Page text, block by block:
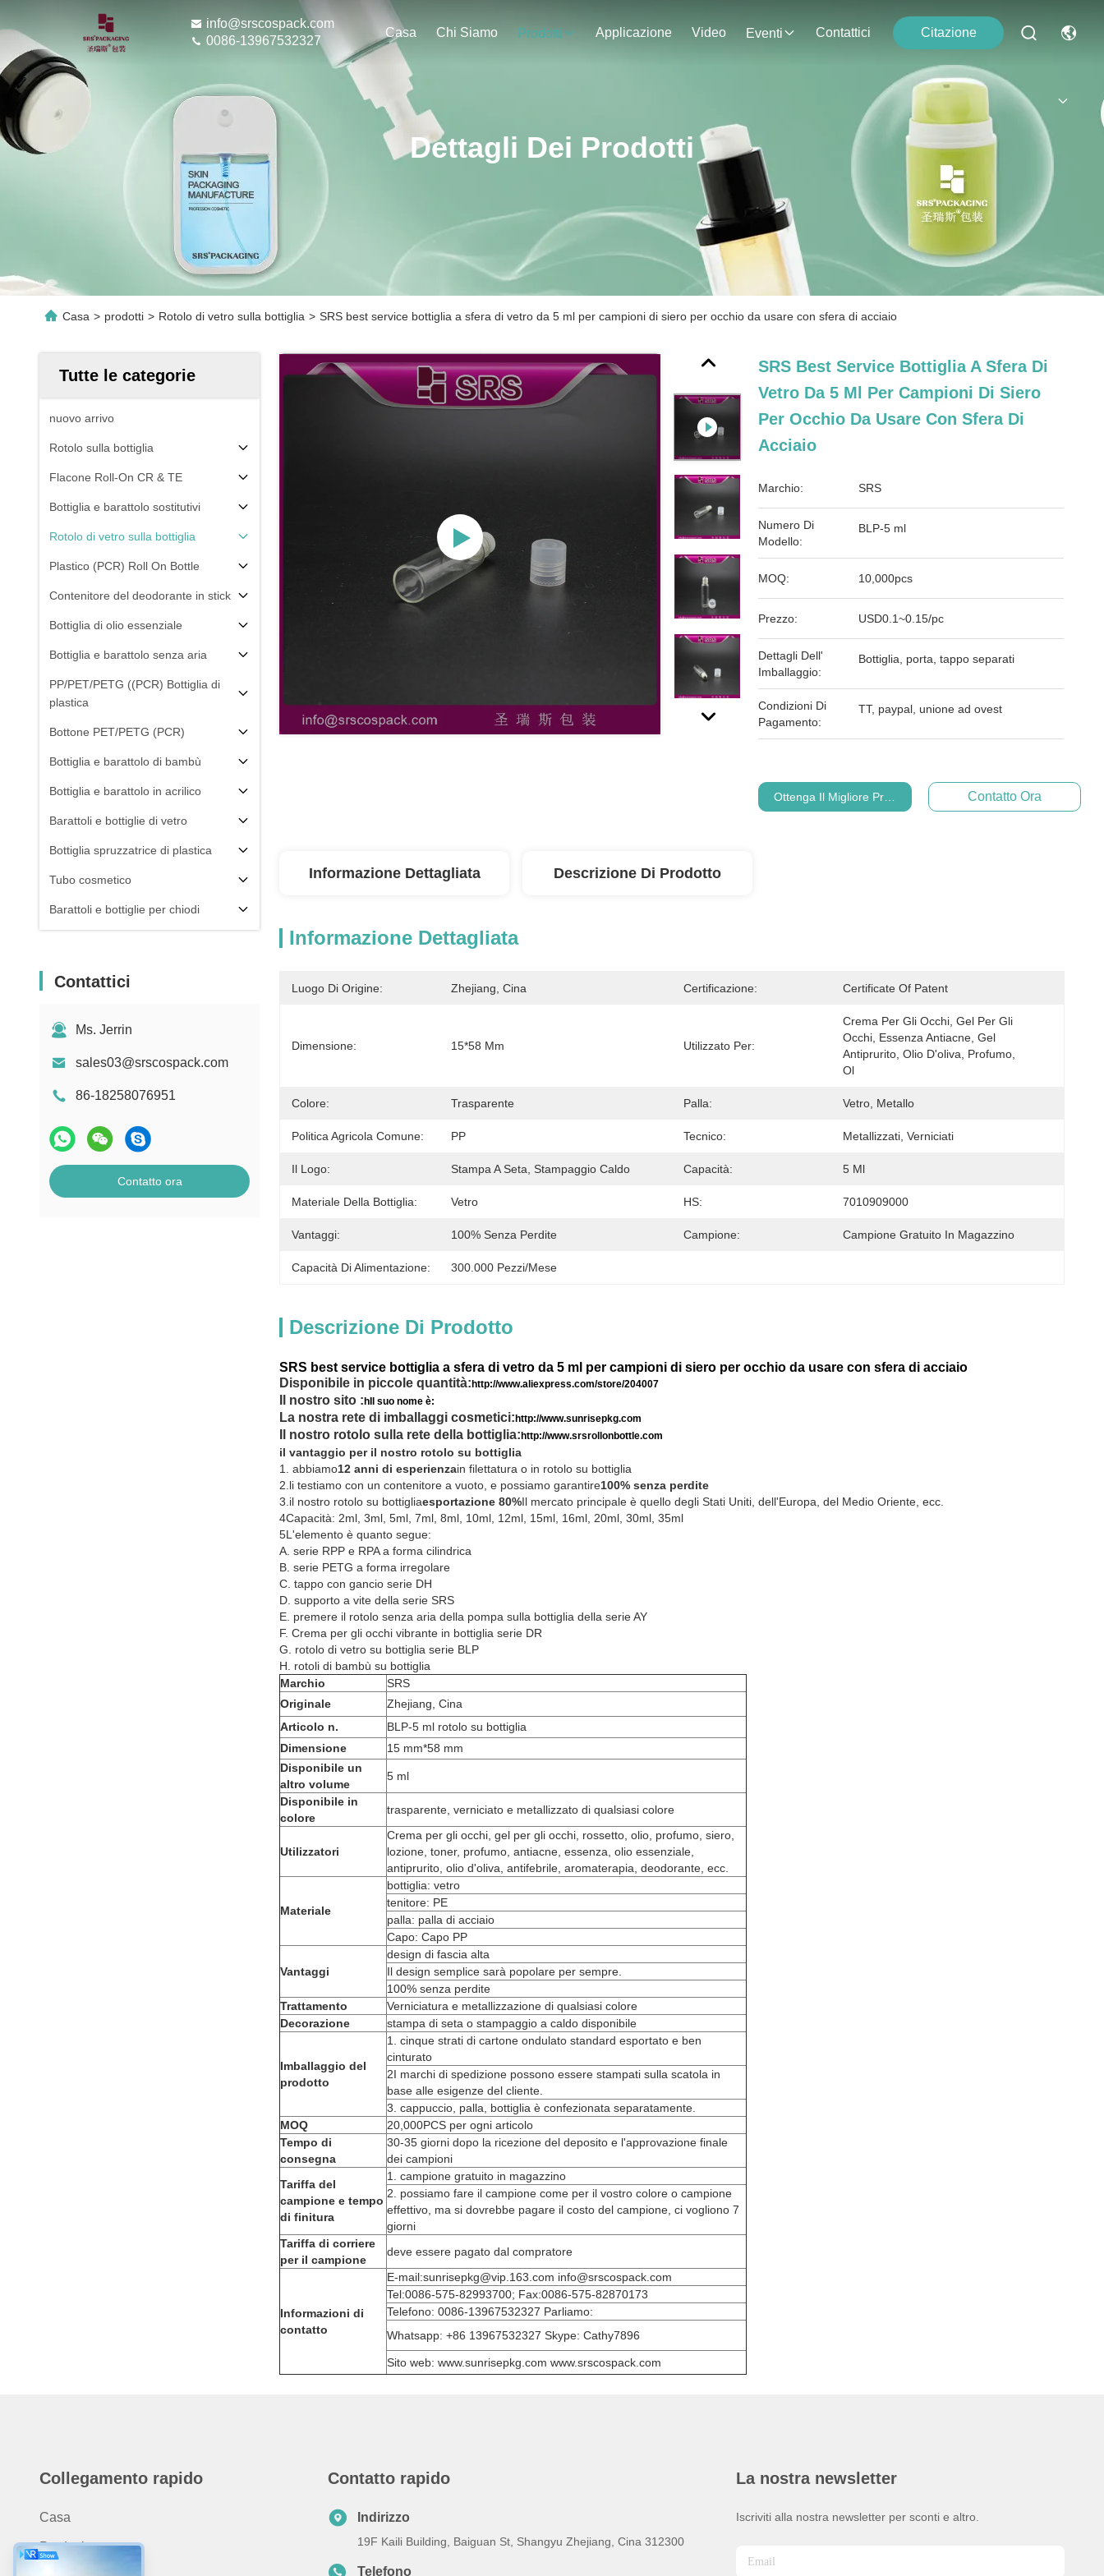
info@srscospack.com
0086-13967532327
Casa Chi Siamo Prodotti Applicazione Video Eventi Contattici Citazione
Dettagli Dei Prodotti
Casa > prodotti > Rotolo di vetro sulla bottiglia > SRS best service bottiglia a sfera di vetro da 5 ml per campioni di siero per occhio da usare con sfera di acciaio
Tutte le categorie
nuovo arrivo
Rotolo sulla bottiglia
Flacone Roll-On CR & TE
Bottiglia e barattolo sostitutivi
Rotolo di vetro sulla bottiglia
Plastico (PCR) Roll On Bottle
Contenitore del deodorante in stick
Bottiglia di olio essenziale
Bottiglia e barattolo senza aria
PP/PET/PETG ((PCR) Bottiglia di
plastica
Bottone PET/PETG (PCR)
Bottiglia e barattolo di bambù
Bottiglia e barattolo in acrilico
Barattoli e bottiglie di vetro
Bottiglia spruzzatrice di plastica
Tubo cosmetico
Barattoli e bottiglie per chiodi
Contattici
Ms. Jerrin
sales03@srscospack.com
86-18258076951
Contatto ora
SRS Best Service Bottiglia A Sfera Di
Vetro Da 5 Ml Per Campioni Di Siero
Per Occhio Da Usare Con Sfera Di
Acciaio
Marchio: SRS
Numero Di
Modello:
BLP-5 ml
MOQ: 10,000pcs
Prezzo: USD0.1~0.15/pc
Dettagli Dell'
Imballaggio:
Bottiglia, porta, tappo separati
Condizioni Di
Pagamento:
TT, paypal, unione ad ovest
Ottenga Il Migliore Prezzo Contatto Ora
Informazione Dettagliata Descrizione Di Prodotto
Informazione Dettagliata
Luogo Di Origine: Zhejiang, Cina Certificazione: Certificate Of Patent
Dimensione: 15*58 Mm Utilizzato Per:
Crema Per Gli Occhi, Gel Per Gli
Occhi, Essenza Antiacne, Gel
Antiprurito, Olio D'oliva, Profumo,
Ol
Colore: Trasparente Palla: Vetro, Metallo
Politica Agricola Comune: PP Tecnico: Metallizzati, Verniciati
Il Logo: Stampa A Seta, Stampaggio Caldo Capacità: 5 Ml
Materiale Della Bottiglia: Vetro HS: 7010909000
Vantaggi: 100% Senza Perdite Campione: Campione Gratuito In Magazzino
Capacità Di Alimentazione: 300.000 Pezzi/mese
Descrizione Di Prodotto
SRS best service bottiglia a sfera di vetro da 5 ml per campioni di siero per occhio da usare con sfera di acciaio
Disponibile in piccole quantità: http://www.aliexpress.com/store/204007
Il nostro sito : h Il suo nome è:
La nostra rete di imballaggi cosmetici: http://www.sunrisepkg.com
Il nostro rotolo sulla rete della bottiglia: http://www.srsrollonbottle.com
il vantaggio per il nostro rotolo su bottiglia
1. abbiamo12 anni di esperienzain filettatura o in rotolo su bottiglia
2.li testiamo con un contenitore a vuoto, e possiamo garantire100% senza perdite
3.il nostro rotolo su bottigliaesportazione 80%Il mercato principale è quello degli Stati Uniti, dell'Europa, del Medio Oriente, ecc.
4Capacità: 2ml, 3ml, 5ml, 7ml, 8ml, 10ml, 12ml, 15ml, 16ml, 20ml, 30ml, 35ml
5L'elemento è quanto segue:
A. serie RPP e RPA a forma cilindrica
B. serie PETG a forma irregolare
C. tappo con gancio serie DH
D. supporto a vite della serie SRS
E. premere il rotolo senza aria della pompa sulla bottiglia della serie AY
F. Crema per gli occhi vibrante in bottiglia serie DR
G. rotolo di vetro su bottiglia serie BLP
H. rotoli di bambù su bottiglia
Marchio
SRS
Originale
Zhejiang, Cina
Articolo n.
BLP-5 ml rotolo su bottiglia
Dimensione
15 mm*58 mm
Disponibile un
altro volume
5 ml
Disponibile in
colore
trasparente, verniciato e metallizzato di qualsiasi colore
Utilizzatori
Crema per gli occhi, gel per gli occhi, rossetto, olio, profumo, siero,
lozione, toner, profumo, antiacne, essenza, olio essenziale,
antiprurito, olio d'oliva, antifebrile, aromaterapia, deodorante, ecc.
Materiale
bottiglia: vetro
tenitore: PE
palla: palla di acciaio
Capo: Capo PP
Vantaggi
design di fascia alta
Il design semplice sarà popolare per sempre.
100% senza perdite
Trattamento
Verniciatura e metallizzazione di qualsiasi colore
Decorazione
stampa di seta o stampaggio a caldo disponibile
Imballaggio del
prodotto
1. cinque strati di cartone ondulato standard esportato e ben
cinturato
2I marchi di spedizione possono essere stampati sulla scatola in
base alle esigenze del cliente.
3. cappuccio, palla, bottiglia è confezionata separatamente.
MOQ
20,000PCS per ogni articolo
Tempo di
consegna
30-35 giorni dopo la ricezione del deposito e l'approvazione finale
dei campioni
Tariffa del
campione e tempo
di finitura
1. campione gratuito in magazzino
2. possiamo fare il campione come per il vostro colore o campione
effettivo, ma si dovrebbe pagare il costo del campione, ci vogliono 7
giorni
Tariffa di corriere
per il campione
deve essere pagato dal compratore
Informazioni di
contatto
E-mail:sunrisepkg@vip.163.com info@srscospack.com
Tel:0086-575-82993700; Fax:0086-575-82870173
Telefono: 0086-13967532327 Parliamo:
Whatsapp: +86 13967532327 Skype: Cathy7896
Sito web: www.sunrisepkg.com www.srscospack.com
Collegamento rapido
Casa
Prodotti
Contatto rapido
Indirizzo
19F Kaili Building, Baiguan St, Shangyu Zhejiang, Cina 312300
Telefono
La nostra newsletter
Iscriviti alla nostra newsletter per sconti e altro.